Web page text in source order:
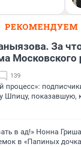
РЕКОМЕНДУЕМ
За
Московского
139
процесс»:
Шпицу, показавшую,
в ад!» Нонна
в «Папиных